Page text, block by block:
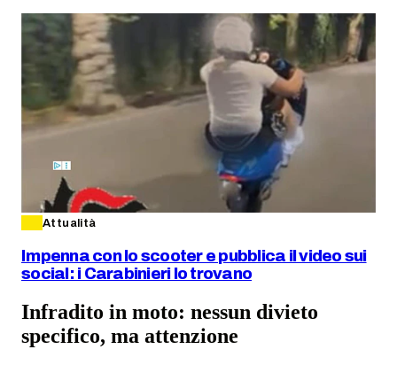
Attualità
Impenna con lo scooter e pubblica il video sui
social: i Carabinieri lo trovano
Infradito in moto: nessun divieto
specifico, ma attenzione